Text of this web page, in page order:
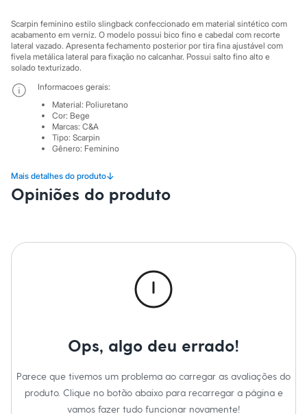
Sandálias
Sapatilhas
Tênis
Marcas
City
Clock House
Mindset
Sawary
Yessica
Moda esportiva
Acessórios
Calçados
Leggings
Shorts e Bermudas
Cintas e Modeladores
Meias
Personagens
Blusas e Camisetas
Calças
Casacos e Jaquetas
Scarpin feminino estilo slingback confeccionado em material sintético com
acabamento em verniz. O modelo possui bico fino e cabedal com recorte
lateral vazado. Apresenta fechamento posterior por tira fina ajustável com
fivela metálica lateral para fixação no calcanhar. Possui salto fino alto e
solado texturizado.
Mais detalhes do produto↓
Informacoes gerais:
Material: Poliuretano
Cor: Bege
Marcas: C&A
Tipo: Scarpin
Gênero: Feminino
Opiniões do produto
Ops, algo deu errado!
Parece que tivemos um problema ao carregar as avaliações do
produto. Clique no botão abaixo para recarregar a página e
vamos fazer tudo funcionar novamente!